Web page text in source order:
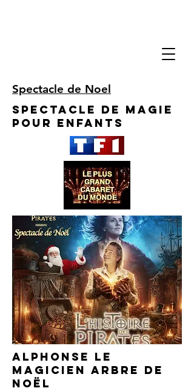
Spectacle de Noel
Spectacle de Magie
pour enfants
Alphonse le
magicien arbre de
noël